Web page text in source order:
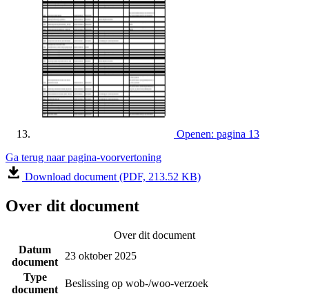
Openen: pagina 13
Ga terug naar pagina-voorvertoning
Download document (PDF, 213.52 KB)
Over dit document
Over dit document
Datum
document
23 oktober 2025
Type
document
Beslissing op wob-/woo-verzoek